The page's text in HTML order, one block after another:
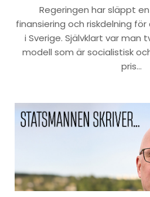
Regeringen har släppt
finansiering och riskdelning
i Sverige. Självklart var man
modell som är socialistisk
pris…